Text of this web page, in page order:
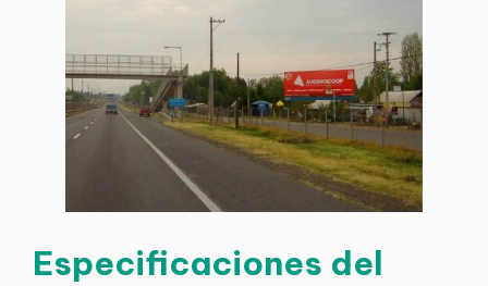
Especificaciones del